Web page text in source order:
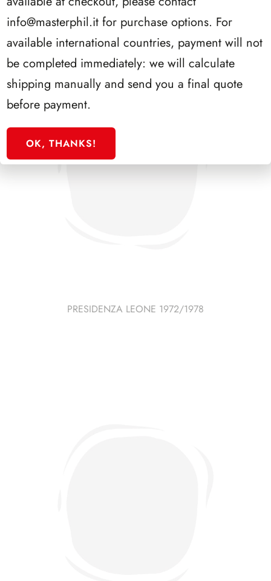
PRESIDENZA LEONE 1972/1978
info@masterphil.it for purchase options. For
available international countries, payment will not
be completed immediately: we will calculate
shipping manually and send you a final quote
before payment.
OK, THANKS!